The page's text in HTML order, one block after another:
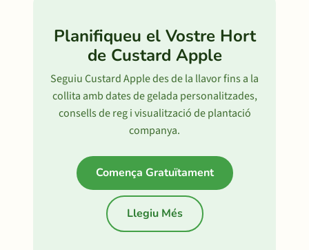
Planifiqueu el Vostre Hort
de Custard Apple
Seguiu Custard Apple des de la llavor fins a la
collita amb dates de gelada personalitzades,
consells de reg i visualització de plantació
companya.
Comença Gratuïtament
Llegiu Més